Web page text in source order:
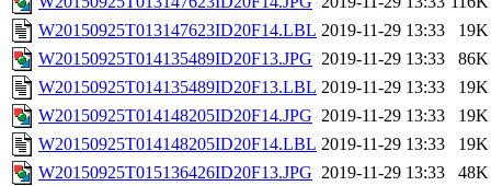
W20150925T013147623ID20F14.LBL 2019-11-29 13:33
19K
W20150925T014135489ID20F13.JPG 2019-11-29 13:33
86K
W20150925T014135489ID20F13.LBL 2019-11-29 13:33
19K
W20150925T014148205ID20F14.JPG 2019-11-29 13:33
19K
W20150925T014148205ID20F14.LBL 2019-11-29 13:33
19K
W20150925T015136426ID20F13.JPG 2019-11-29 13:33
48K